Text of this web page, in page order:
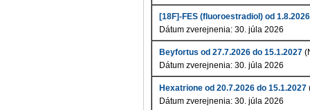
[18F]-FES (fluoroestradiol) od
Dátum zverejnenia: 30. júla 2026
Beyfortus od 27.7.2026 do 15.1.2027
Dátum zverejnenia: 30. júla 2026
Hexatrione od 20.7.2026 do 15.1.2027
Dátum zverejnenia: 30. júla 2026